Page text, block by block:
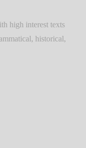
high interest texts
historical,